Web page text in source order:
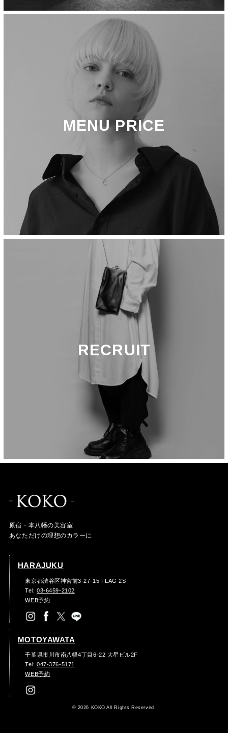
MENU PRICE
RECRUIT
原宿・本八幡の美容室
あなただけの理想のカラーに
HARAJUKU
東京都渋谷区神宮前3-27-15 FLAG 2S
Tel:03-6459-2102
WEB予約
MOTOYAWATA
千葉県市川市南八幡4丁目6-22 大星ビル2F
Tel:047-376-5171
WEB予約
© 2026 KOKO All Rights Reserved.